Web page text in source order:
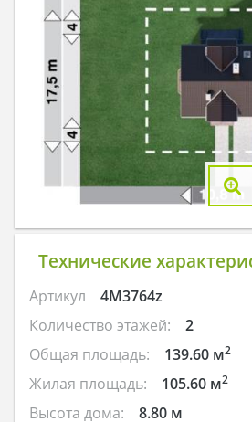
Технические
Артикул
4M3764z
Количество этажей:
2
Общая площадь:
139.60 м2
Жилая площадь: 105.60 м2
Высота дома: 8.80 м